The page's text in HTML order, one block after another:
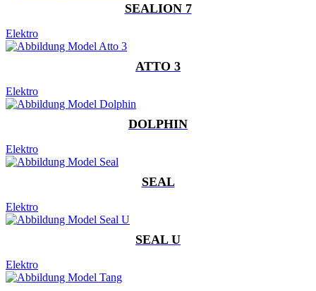
SEALION 7
Elektro
ATTO 3
Elektro
DOLPHIN
Elektro
SEAL
Elektro
SEAL U
Elektro